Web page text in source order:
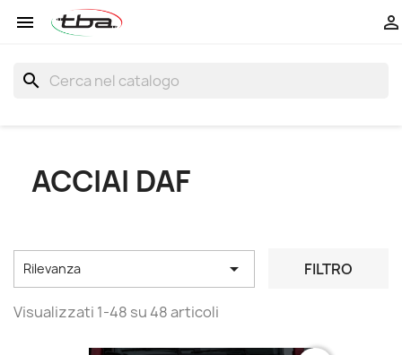
 
search
ACCIAI DAF
Rilevanza  FILTRO
Visualizzati 1-48 su 48 articoli